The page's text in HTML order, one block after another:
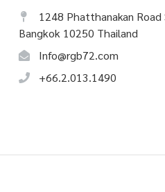
1248 Phatthanakan Road
Bangkok 10250 Thailand
Info@rgb72.com
+66.2.013.1490